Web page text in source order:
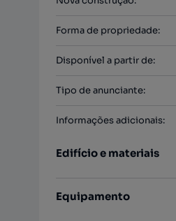
Forma de propriedade:
Disponível a partir de:
Tipo de anunciante:
Informações adicionais:
Edifício e materiais
Equipamento